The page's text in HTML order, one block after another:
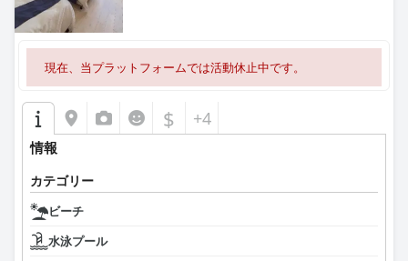
現在、当プラットフォームでは活動休止中です。
$ +4
情報
カテゴリー
ビーチ
水泳プール